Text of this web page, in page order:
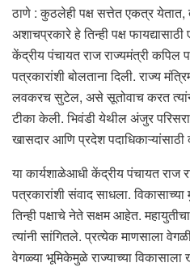
ठाणे : कुठलेही पक्ष सत्तेत एकत्र येतात,
अशाचप्रकारे हे तिन्ही पक्ष
केंद्रीय पंचायत राज राज्यमंत्री कपिल
पत्रकारांशी बोलताना दिली. राज्य
लवकरच सुटेल, असे सूतोवाच करत
टीका केली. भिवंडी येथील अंजुर
खासदार आणि प्रदेश
या कार्यशाळेआधी केंद्रीय पंचायत राज
पत्रकारांशी संवाद साधला.
तिन्ही पक्षाचे नेते सक्षम आहेत.
त्यांनी सांगितले. प्रत्येक माणसाला
वेगळ्या भूमिकेमुळे राज्याच्या